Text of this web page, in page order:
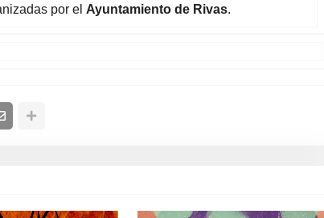
por el Ayuntamiento de Rivas.